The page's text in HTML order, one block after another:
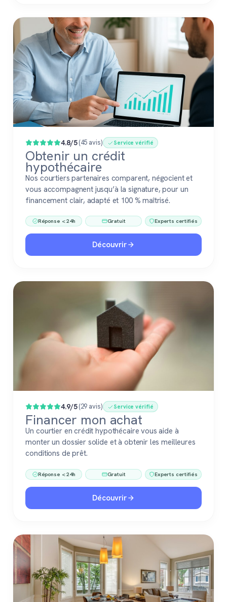
4.8/5(45 avis) Service vérifié
Obtenir un crédit
hypothécaire
Nos courtiers partenaires comparent, négocient et
vous accompagnent jusqu’à la signature, pour un
financement clair, adapté et 100 % maîtrisé.
Réponse < 24h Gratuit Experts certifiés
Découvrir
4.9/5(29 avis) Service vérifié
Financer mon achat
Un courtier en crédit hypothécaire vous aide à
monter un dossier solide et à obtenir les meilleures
conditions de prêt.
Réponse < 24h Gratuit Experts certifiés
Découvrir